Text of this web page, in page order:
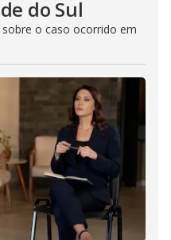
do Sul
o caso ocorrido em